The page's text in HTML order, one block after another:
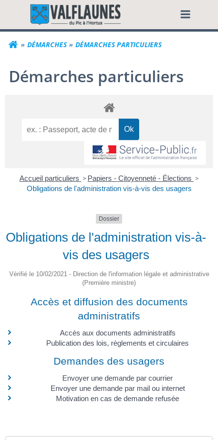
contenuCommune de
DÉMARCHES DÉMARCHES PARTICULIERS
Démarches particuliers
Accueil particuliers > Papiers - Citoyenneté - Élections >
Obligations de l'administration vis-à-vis des usagers
Dossier
Obligations de l'administration vis-à-
vis des usagers
Vérifié le 10/02/2021 - Direction de l'information légale et administrative
(Première ministre)
Accès et diffusion des documents
administratifs
Accès aux documents administratifs
Publication des lois, règlements et circulaires
Demandes des usagers
Envoyer une demande par courrier
Envoyer une demande par mail ou internet
Motivation en cas de demande refusée